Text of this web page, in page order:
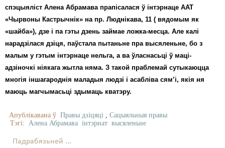
спэцыяліст Алена Абрамава прапісалася ў інтэрнаце ААТ
«Чырвоны Кастрычнік» на пр. Люднікава, 11 ( вядомым як
«шайба»), дзе і па гэты дзень займае ложка-месца. Але калі
нарадзілася дзіця, паўстала пытаньне пра высяленьне, бо з
малым у гэтым інтэрнаце нельга, а ва ўласнасьці ў маці-
адзіночкі ніякага жытла няма. З такой праблемай сутыкаюцца
многія іншагароднія маладыя людзі і асабліва сям’і, якія ня
маюць магчымасьці здымаць кватэру.
Апублікавана ў Правы дзіцяці , Сацыяльныя правы
Тэгі: Алена Абрамава інтэрнат высяленьне
Падрабязьней ...
Мігранты
Мірныя сходы
Палітвязьні
Праваабаронцы
Правы дзіцяці
Распальваньне варожасьці
Рознае